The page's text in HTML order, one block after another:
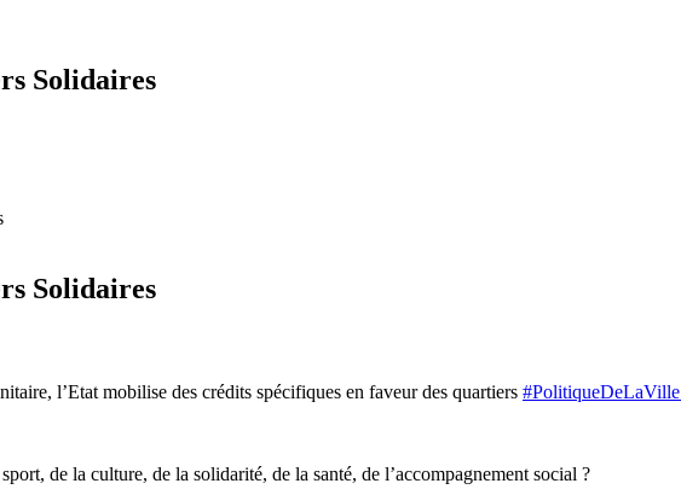
Solidaires
Solidaires
l’Etat mobilise des crédits spécifiques en faveur des quartiers #PolitiqueDeLaVille
de la culture, de la solidarité, de la santé, de l’accompagnement social ?